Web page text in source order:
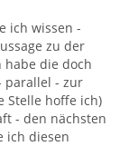
ich wissen -
zu der
habe die doch
parallel - zur
Stelle hoffe ich)
- den nächsten
ich diesen